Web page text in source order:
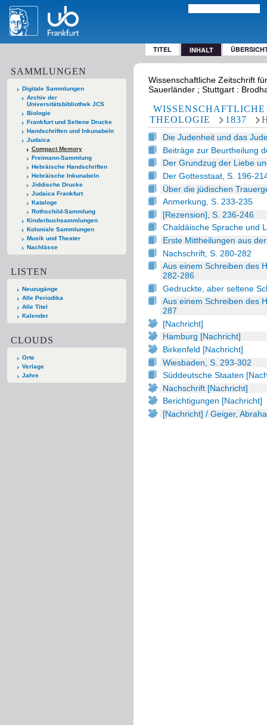
TITEL INHALT
SAMMLUNGEN
Digitale Sammlungen
Archiv der
Universitätsbibliothek JCS
Biologie
Frankfurt und Seltene Drucke
Handschriften und Inkunabeln
Judaica
Compact Memory
Freimann-Sammlung
Hebräische Handschriften
Hebräische Inkunabeln
Jiddische Drucke
Judaica Frankfurt
Kataloge
Rothschild-Sammlung
Kinderbuchsammlungen
Koloniale Sammlungen
Musik und Theater
Nachlässe
LISTEN
Neuzugänge
Alle Periodika
Alle Titel
Kalender
CLOUDS
Orte
Verlage
Jahre
Wissenschaftliche Zeitschrift
Sauerländer ; Stuttgart :
THEOLOGIE
1837
Die Judenheit und das
Beiträge zur Beurtheilung
Der Grundzug der Liebe
Der Gottesstaat, S. 196-
Über die jüdischen
Anmerkung, S. 233-235
[Rezension], S. 236-246
Chaldäische Sprache und
Erste Mittheilungen aus
Nachschrift, S. 280-282
Aus einem Schreiben des
282-286
Gedruckte, aber seltene
Aus einem Schreiben des
287
[Nachricht]
Hamburg [Nachricht]
Birkenfeld [Nachricht]
Wiesbaden, S. 293-302
Süddeutsche Staaten
Nachschrift [Nachricht]
Berichtigungen [Nachricht]
[Nachricht] / Geiger,